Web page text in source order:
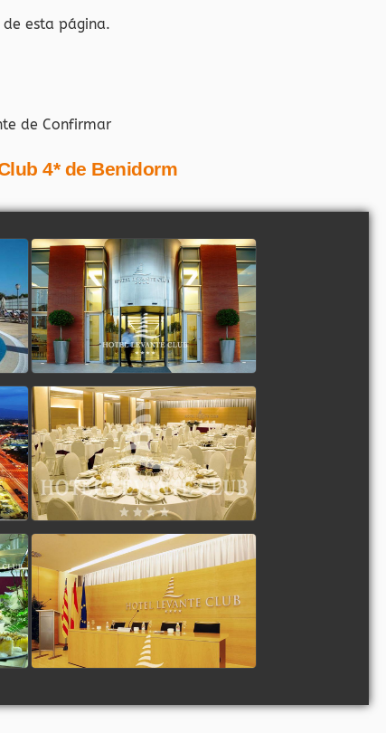
esta página.
de Confirmar
4* de Benidorm